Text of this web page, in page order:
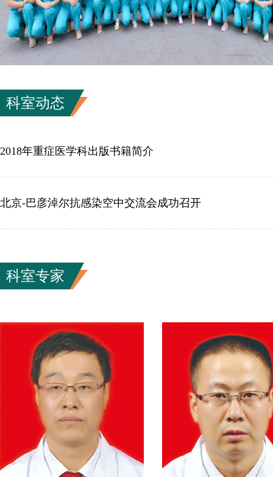
科室动态
2018年重症医学科出版书籍简介
北京-巴彦淖尔抗感染空中交流会成功召开
科室专家